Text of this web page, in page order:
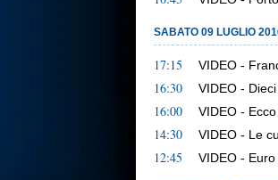
SABATO 09 LUGLIO
17:15 VIDEO -
16:30 VIDEO -
16:00 VIDEO -
14:30 VIDEO - Le
12:45 VIDEO -